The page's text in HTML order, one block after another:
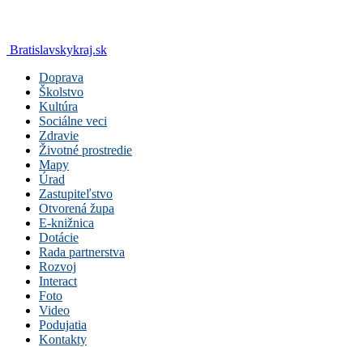
Bratislavskykraj.sk
Doprava
Školstvo
Kultúra
Sociálne veci
Zdravie
Životné prostredie
Mapy
Úrad
Zastupiteľstvo
Otvorená župa
E-knižnica
Dotácie
Rada partnerstva
Rozvoj
Interact
Foto
Video
Podujatia
Kontakty